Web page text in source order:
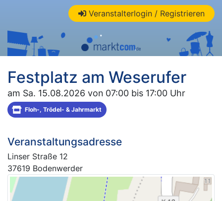
Veranstalterlogin / Registrieren
Festplatz am Weserufer
am Sa. 15.08.2026 von 07:00 bis 17:00 Uhr
Floh-, Trödel- & Jahrmarkt
Veranstaltungsadresse
Linser Straße 12
37619 Bodenwerder